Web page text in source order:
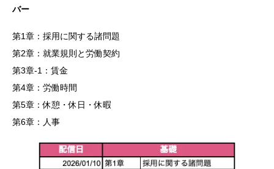
バー
第1章：採用に関する諸問題
第2章：就業規則と労働契約
第3章-1：賃金
第4章：労働時間
第5章：休憩・休日・休暇
第6章：人事